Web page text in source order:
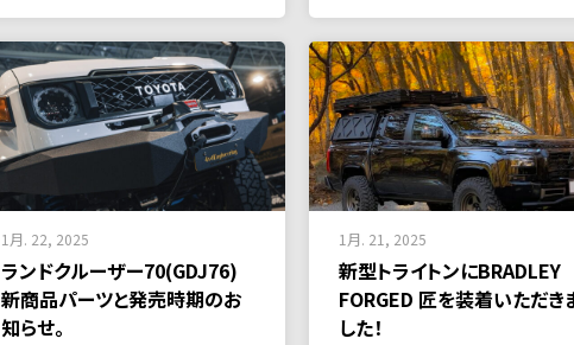
1月. 22, 2025
ランドクルーザー70(GDJ76)
新商品パーツと発売時期のお
知らせ。
1月. 21, 2025
新型トライトンにBRADLEY
FORGED 匠を装着いただき
した！